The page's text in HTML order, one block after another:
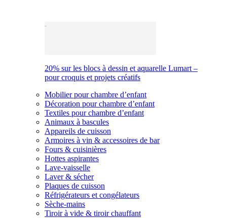
20% sur les blocs à dessin et aquarelle Lumart –
pour croquis et projets créatifs
Mobilier pour chambre d’enfant
Décoration pour chambre d’enfant
Textiles pour chambre d’enfant
Animaux à bascules
Appareils de cuisson
Armoires à vin & accessoires de bar
Fours & cuisinières
Hottes aspirantes
Lave-vaisselle
Laver & sécher
Plaques de cuisson
Réfrigérateurs et congélateurs
Sèche-mains
Tiroir à vide & tiroir chauffant